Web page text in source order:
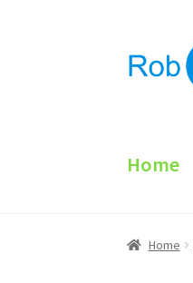
door
naar
Home
Home